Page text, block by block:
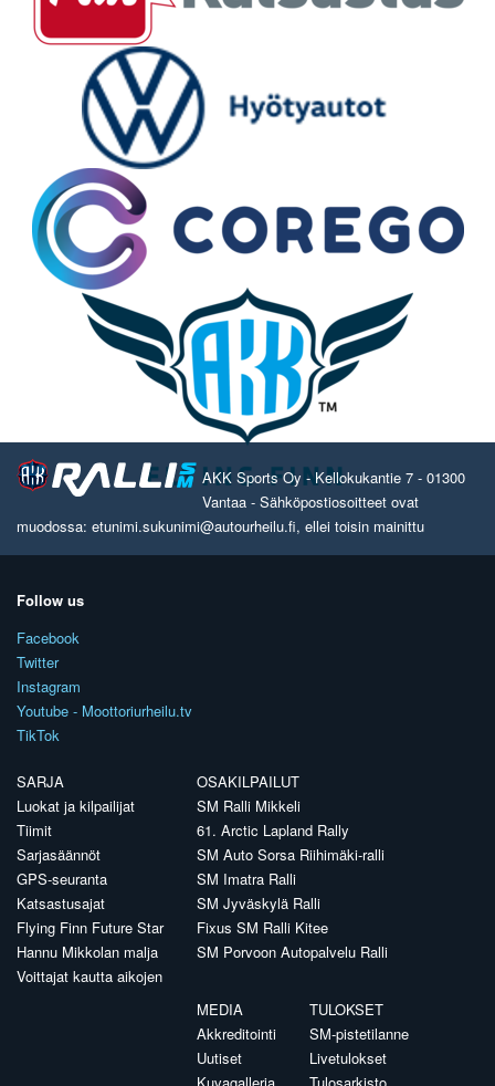
AKK Sports Oy - Kellokukantie 7 - 01300
Vantaa - Sähköpostiosoitteet ovat
muodossa: etunimi.sukunimi@autourheilu.fi, ellei toisin mainittu
Follow us
Facebook
Twitter
Instagram
Youtube - Moottoriurheilu.tv
TikTok
SARJA
Luokat ja kilpailijat
Tiimit
Sarjasäännöt
GPS-seuranta
Katsastusajat
Flying Finn Future Star
Hannu Mikkolan malja
Voittajat kautta aikojen
OSAKILPAILUT
SM Ralli Mikkeli
61. Arctic Lapland Rally
SM Auto Sorsa Riihimäki-ralli
SM Imatra Ralli
SM Jyväskylä Ralli
Fixus SM Ralli Kitee
SM Porvoon Autopalvelu Ralli
MEDIA
Akkreditointi
Uutiset
TULOKSET
SM-pistetilanne
Livetulokset